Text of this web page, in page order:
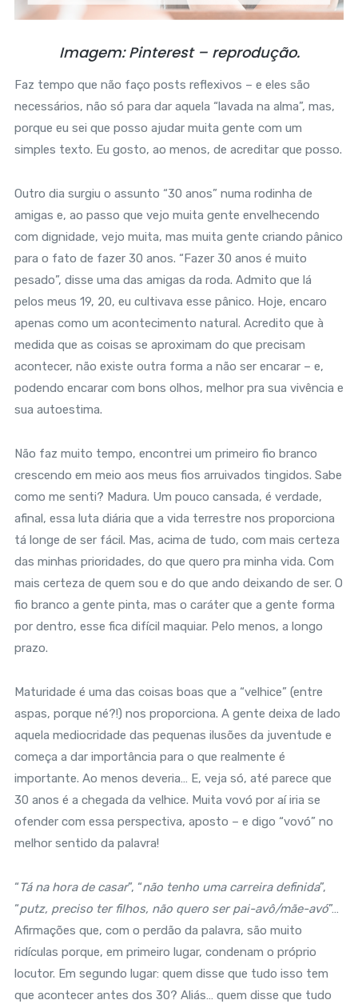
Imagem: Pinterest – reprodução.
Faz tempo que não faço posts reflexivos – e eles são
necessários, não só para dar aquela “lavada na alma”, mas,
porque eu sei que posso ajudar muita gente com um
simples texto. Eu gosto, ao menos, de acreditar que posso.
Outro dia surgiu o assunto “30 anos” numa rodinha de
amigas e, ao passo que vejo muita gente envelhecendo
com dignidade, vejo muita, mas muita gente criando pânico
para o fato de fazer 30 anos. “Fazer 30 anos é muito
pesado”, disse uma das amigas da roda. Admito que lá
pelos meus 19, 20, eu cultivava esse pânico. Hoje, encaro
apenas como um acontecimento natural. Acredito que à
medida que as coisas se aproximam do que precisam
acontecer, não existe outra forma a não ser encarar – e,
podendo encarar com bons olhos, melhor pra sua vivência e
sua autoestima.
Não faz muito tempo, encontrei um primeiro fio branco
crescendo em meio aos meus fios arruivados tingidos. Sabe
como me senti? Madura. Um pouco cansada, é verdade,
afinal, essa luta diária que a vida terrestre nos proporciona
tá longe de ser fácil. Mas, acima de tudo, com mais certeza
das minhas prioridades, do que quero pra minha vida. Com
mais certeza de quem sou e do que ando deixando de ser. O
fio branco a gente pinta, mas o caráter que a gente forma
por dentro, esse fica difícil maquiar. Pelo menos, a longo
prazo.
Maturidade é uma das coisas boas que a “velhice” (entre
aspas, porque né?!) nos proporciona. A gente deixa de lado
aquela mediocridade das pequenas ilusões da juventude e
começa a dar importância para o que realmente é
importante. Ao menos deveria… E, veja só, até parece que
30 anos é a chegada da velhice. Muita vovó por aí iria se
ofender com essa perspectiva, aposto – e digo “vovó” no
melhor sentido da palavra!
“ Tá na hora de casar”, “não tenho uma carreira definida”,
“putz, preciso ter filhos, não quero ser pai-avô/mãe-avó”…
Afirmações que, com o perdão da palavra, são muito
ridículas porque, em primeiro lugar, condenam o próprio
locutor. Em segundo lugar: quem disse que tudo isso tem
que acontecer antes dos 30? Aliás… quem disse que tudo